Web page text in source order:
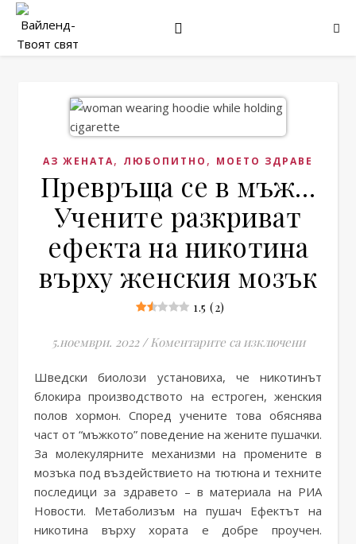
АЗ ЖЕНАТА, ЛЮБОПИТНО , МОЕТО ЗДРАВЕ
Превръща се в мъж…
Учените разкриват
ефекта на никотина
върху женския мозък
1.5 (2)
5.ноември. 2022 / Коментарите са изключениза
Шведски биолози установиха, че никотинът
блокира производството на естроген, женския
полов хормон. Според учените това обяснява
част от “мъжкото” поведение на жените пушачки.
За молекулярните механизми на промените в
мозъка под въздействието на тютюна и техните
последици за здравето – в материала на РИА
Новости. Метаболизъм на пушач Ефектът на
никотина върху хората е добре проучен.